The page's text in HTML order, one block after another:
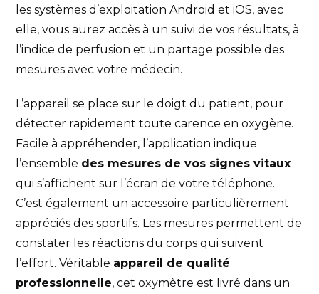
les systèmes d’exploitation Android et iOS, avec
elle, vous aurez accès à un suivi de vos résultats, à
l’indice de perfusion et un partage possible des
mesures avec votre médecin.
L’appareil se place sur le doigt du patient, pour
détecter rapidement toute carence en oxygène.
Facile à appréhender, l’application indique
l’ensemble des mesures de vos signes vitaux
qui s’affichent sur l’écran de votre téléphone.
C’est également un accessoire particulièrement
appréciés des sportifs. Les mesures permettent de
constater les réactions du corps qui suivent
l’effort. Véritable appareil de qualité
professionnelle, cet oxymètre est livré dans un